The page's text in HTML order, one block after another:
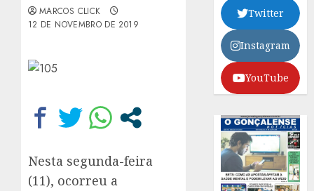
MARCOS CLICK
12 DE NOVEMBRO DE 2019
Nesta segunda-feira
(11), ocorreu a
Twitter
Instagram
YouTube